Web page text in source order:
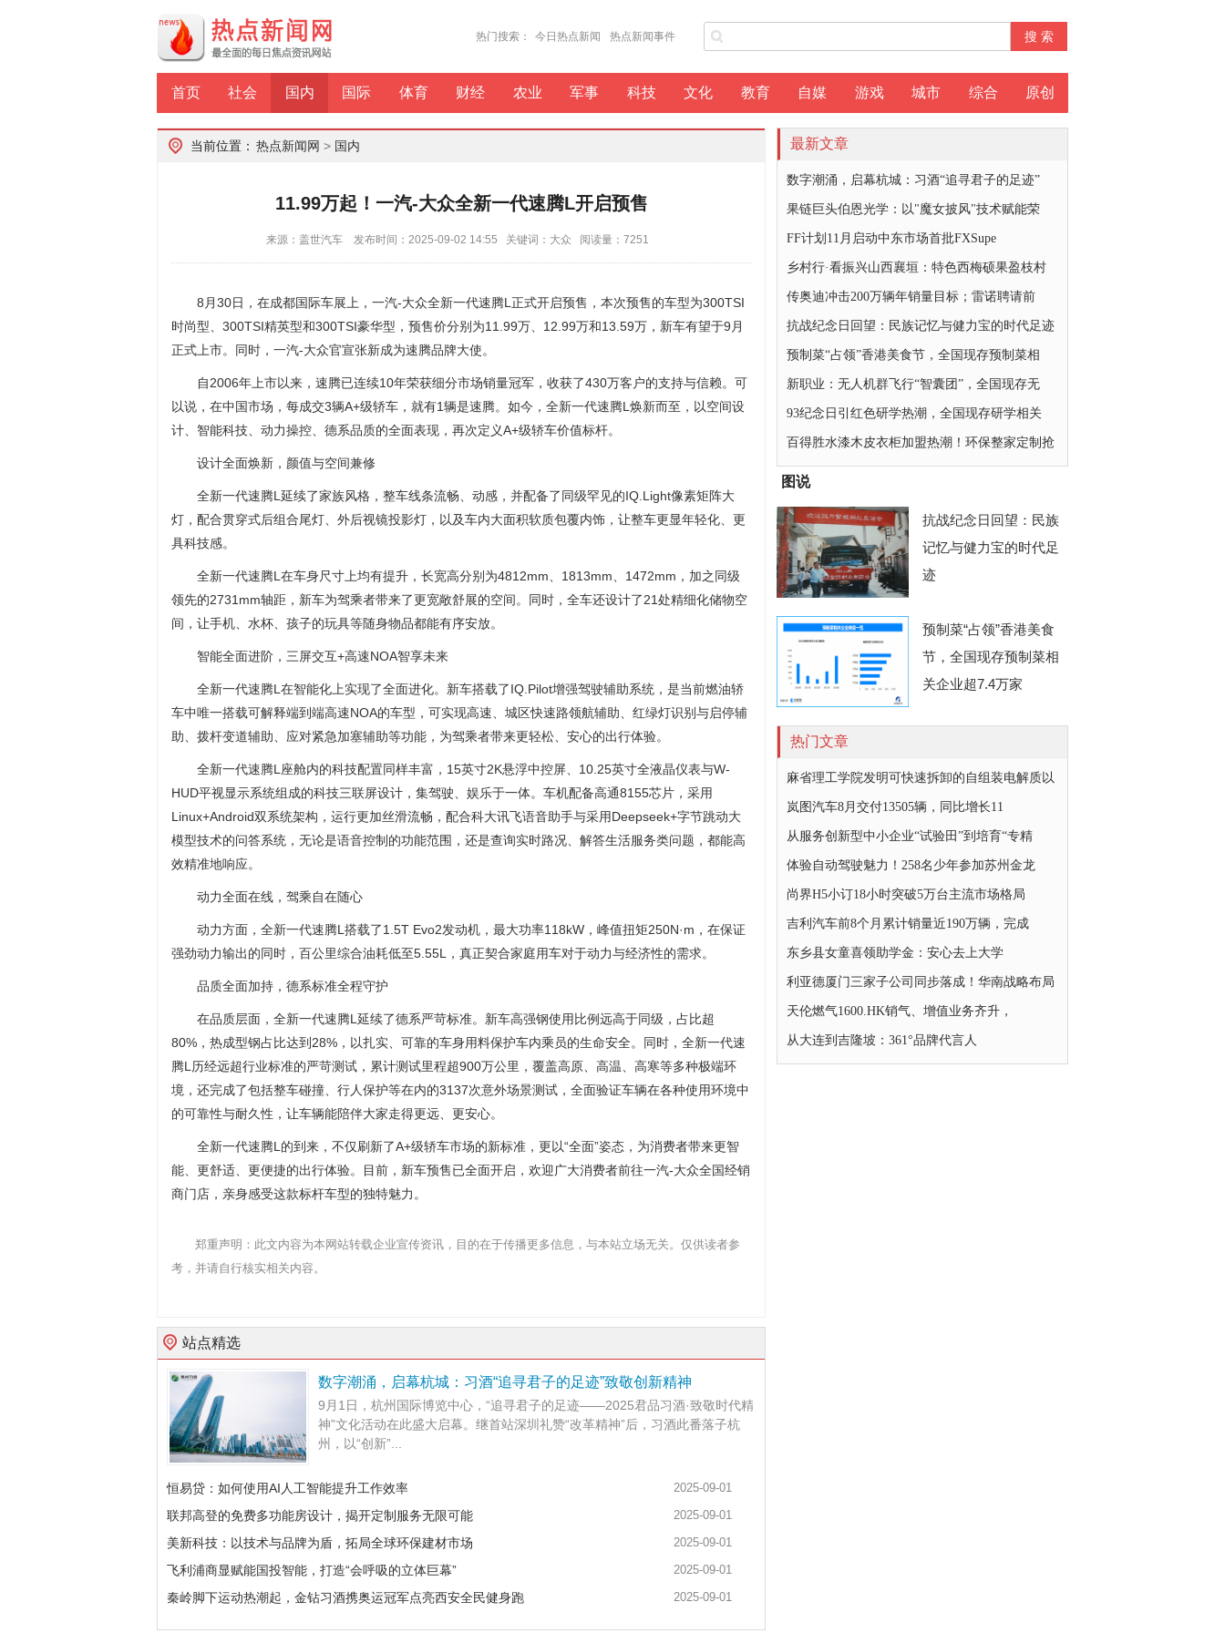
热门搜索： 今日热点新闻 热点新闻事件
首页 社会 国内 国际 体育 财经 农业 军事 科技 文化 教育 自媒 游戏 城市 综合 原创
当前位置： 热点新闻网 > 国内
11.99万起！一汽-大众全新一代速腾L开启预售
来源：盖世汽车 发布时间：2025-09-02 14:55 关键词：大众 阅读量：7251
8月30日，在成都国际车展上，一汽-大众全新一代速腾L正式开启预售，本次预售的车型为300TSI
时尚型、300TSI精英型和300TSI豪华型，预售价分别为11.99万、12.99万和13.59万，新车有望于9月
正式上市。同时，一汽-大众官宣张新成为速腾品牌大使。
自2006年上市以来，速腾已连续10年荣获细分市场销量冠军，收获了430万客户的支持与信赖。可
以说，在中国市场，每成交3辆A+级轿车，就有1辆是速腾。如今，全新一代速腾L焕新而至，以空间设
计、智能科技、动力操控、德系品质的全面表现，再次定义A+级轿车价值标杆。
设计全面焕新，颜值与空间兼修
全新一代速腾L延续了家族风格，整车线条流畅、动感，并配备了同级罕见的IQ.Light像素矩阵大
灯，配合贯穿式后组合尾灯、外后视镜投影灯，以及车内大面积软质包覆内饰，让整车更显年轻化、更
具科技感。
全新一代速腾L在车身尺寸上均有提升，长宽高分别为4812mm、1813mm、1472mm，加之同级
领先的2731mm轴距，新车为驾乘者带来了更宽敞舒展的空间。同时，全车还设计了21处精细化储物空
间，让手机、水杯、孩子的玩具等随身物品都能有序安放。
智能全面进阶，三屏交互+高速NOA智享未来
全新一代速腾L在智能化上实现了全面进化。新车搭载了IQ.Pilot增强驾驶辅助系统，是当前燃油轿
车中唯一搭载可解释端到端高速NOA的车型，可实现高速、城区快速路领航辅助、红绿灯识别与启停辅
助、拨杆变道辅助、应对紧急加塞辅助等功能，为驾乘者带来更轻松、安心的出行体验。
全新一代速腾L座舱内的科技配置同样丰富，15英寸2K悬浮中控屏、10.25英寸全液晶仪表与W-
HUD平视显示系统组成的科技三联屏设计，集驾驶、娱乐于一体。车机配备高通8155芯片，采用
Linux+Android双系统架构，运行更加丝滑流畅，配合科大讯飞语音助手与采用Deepseek+字节跳动大
模型技术的问答系统，无论是语音控制的功能范围，还是查询实时路况、解答生活服务类问题，都能高
效精准地响应。
动力全面在线，驾乘自在随心
动力方面，全新一代速腾L搭载了1.5T Evo2发动机，最大功率118kW，峰值扭矩250N·m，在保证
强劲动力输出的同时，百公里综合油耗低至5.55L，真正契合家庭用车对于动力与经济性的需求。
品质全面加持，德系标准全程守护
在品质层面，全新一代速腾L延续了德系严苛标准。新车高强钢使用比例远高于同级，占比超
80%，热成型钢占比达到28%，以扎实、可靠的车身用料保护车内乘员的生命安全。同时，全新一代速
腾L历经远超行业标准的严苛测试，累计测试里程超900万公里，覆盖高原、高温、高寒等多种极端环
境，还完成了包括整车碰撞、行人保护等在内的3137次意外场景测试，全面验证车辆在各种使用环境中
的可靠性与耐久性，让车辆能陪伴大家走得更远、更安心。
全新一代速腾L的到来，不仅刷新了A+级轿车市场的新标准，更以“全面”姿态，为消费者带来更智
能、更舒适、更便捷的出行体验。目前，新车预售已全面开启，欢迎广大消费者前往一汽-大众全国经销
商门店，亲身感受这款标杆车型的独特魅力。
郑重声明：此文内容为本网站转载企业宣传资讯，目的在于传播更多信息，与本站立场无关。仅供读者参
考，并请自行核实相关内容。
站点精选
数字潮涌，启幕杭城：习酒“追寻君子的足迹”致敬创新精神
9月1日，杭州国际博览中心，“追寻君子的足迹——2025君品习酒·致敬时代精
神”文化活动在此盛大启幕。继首站深圳礼赞“改革精神”后，习酒此番落子杭
州，以“创新”...
恒易贷：如何使用AI人工智能提升工作效率 2025-09-01
联邦高登的免费多功能房设计，揭开定制服务无限可能 2025-09-01
美新科技：以技术与品牌为盾，拓局全球环保建材市场 2025-09-01
飞利浦商显赋能国投智能，打造“会呼吸的立体巨幕” 2025-09-01
秦岭脚下运动热潮起，金钻习酒携奥运冠军点亮西安全民健身跑 2025-09-01
最新文章
数字潮涌，启幕杭城：习酒“追寻君子的足迹”
果链巨头伯恩光学：以"魔女披风"技术赋能荣
FF计划11月启动中东市场首批FXSupe
乡村行·看振兴山西襄垣：特色西梅硕果盈枝村
传奥迪冲击200万辆年销量目标；雷诺聘请前
抗战纪念日回望：民族记忆与健力宝的时代足迹
预制菜“占领”香港美食节，全国现存预制菜相
新职业：无人机群飞行“智囊团”，全国现存无
93纪念日引红色研学热潮，全国现存研学相关
百得胜水漆木皮衣柜加盟热潮！环保整家定制抢
图说
抗战纪念日回望：民族
记忆与健力宝的时代足
迹
预制菜“占领”香港美食
节，全国现存预制菜相
关企业超7.4万家
热门文章
麻省理工学院发明可快速拆卸的自组装电解质以
岚图汽车8月交付13505辆，同比增长11
从服务创新型中小企业“试验田”到培育“专精
体验自动驾驶魅力！258名少年参加苏州金龙
尚界H5小订18小时突破5万台主流市场格局
吉利汽车前8个月累计销量近190万辆，完成
东乡县女童喜领助学金：安心去上大学
利亚德厦门三家子公司同步落成！华南战略布局
天伦燃气1600.HK销气、增值业务齐升，
从大连到吉隆坡：361°品牌代言人